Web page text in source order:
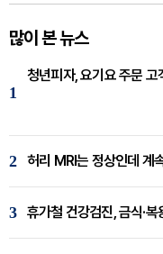
많이 본 뉴스
1
청년피자, 요기요 주문 고
2 허리 MRI는 정상인데 계
3 휴가철 건강검진, 금식·